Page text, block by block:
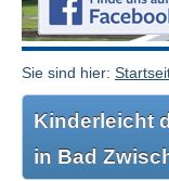
Sie sind hier:
Kinderleicht
in Bad